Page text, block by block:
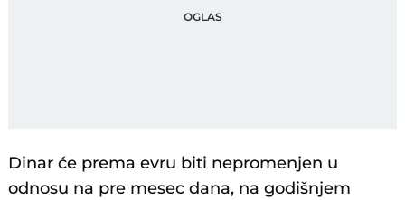
Dinar će prema evru biti nepromenjen u
odnosu na pre mesec dana, na godišnjem